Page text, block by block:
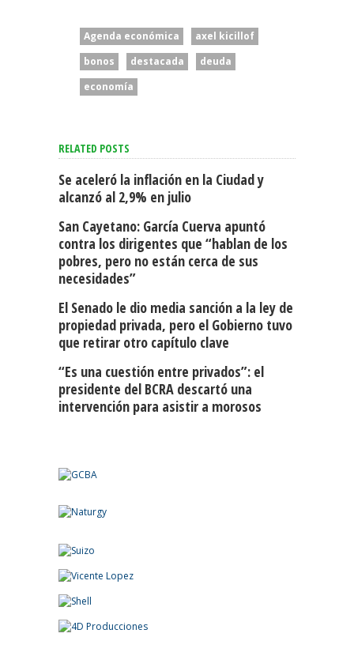
Agenda económica
axel kicillof
bonos
destacada
deuda
economía
RELATED POSTS
Se aceleró la inflación en la Ciudad y
alcanzó al 2,9% en julio
San Cayetano: García Cuerva apuntó
contra los dirigentes que “hablan de los
pobres, pero no están cerca de sus
necesidades”
El Senado le dio media sanción a la ley de
propiedad privada, pero el Gobierno tuvo
que retirar otro capítulo clave
“Es una cuestión entre privados”: el
presidente del BCRA descartó una
intervención para asistir a morosos